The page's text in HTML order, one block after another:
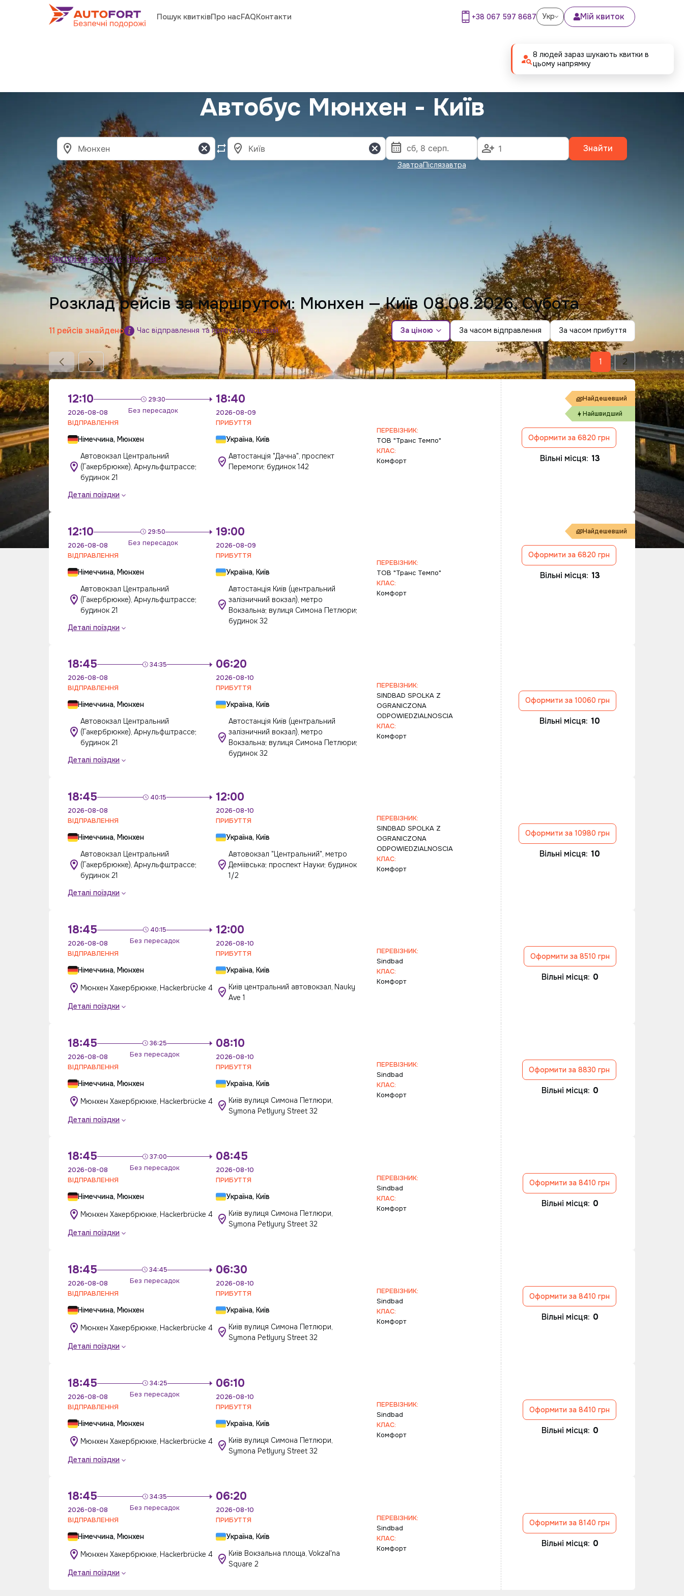
Пошук квитківПро насFAQКонтакти +38 067 597 8687 Укр Мій квиток
Автобус Мюнхен - Київ
ЗавтраПіслязавтра
Знайти
Квитки на автобус>Німеччина>Мюнхен - Київ
8 людей зараз шукають квитки в
цьому напрямку
Розклад рейсів за маршрутом: Мюнхен — Київ 08.08.2026, Субота
11 рейсів знайдено Час відправлення та прибуття місцевий За ціною За часом відправлення За часом прибуття
1 2
12:10 29:30
Без пересадок
2026-08-08
ВІДПРАВЛЕННЯ
Німеччина, Мюнхен
Автовокзал Центральний
(Гакербрюкке), Арнульфштрасcе;
будинок 21
Деталі поїздки
18:40
2026-08-09
ПРИБУТТЯ
Україна, Київ
Автостанція "Дачна", проспект
Перемоги; будинок 142
ПЕРЕВІЗНИК:
ТОВ "Транс Темпо"
КЛАС:
Комфорт
Найдешевший
Найшвидший
Оформити за 6820 грн
Вільні місця: 13
12:10 29:50
Без пересадок
2026-08-08
ВІДПРАВЛЕННЯ
Німеччина, Мюнхен
Автовокзал Центральний
(Гакербрюкке), Арнульфштрасcе;
будинок 21
Деталі поїздки
19:00
2026-08-09
ПРИБУТТЯ
Україна, Київ
Автостанція Київ (центральний
залізничний вокзал), метро
Вокзальна; вулиця Симона Петлюри;
будинок 32
ПЕРЕВІЗНИК:
ТОВ "Транс Темпо"
КЛАС:
Комфорт
Найдешевший
Оформити за 6820 грн
Вільні місця: 13
18:45 34:35
2026-08-08
ВІДПРАВЛЕННЯ
Німеччина, Мюнхен
Автовокзал Центральний
(Гакербрюкке), Арнульфштрасcе;
будинок 21
Деталі поїздки
06:20
2026-08-10
ПРИБУТТЯ
Україна, Київ
Автостанція Київ (центральний
залізничний вокзал), метро
Вокзальна; вулиця Симона Петлюри;
будинок 32
ПЕРЕВІЗНИК:
SINDBAD SPOLKA Z
OGRANICZONA
ODPOWIEDZIALNOSCIA
КЛАС:
Комфорт
Оформити за 10060 грн
Вільні місця: 10
18:45 40:15
2026-08-08
ВІДПРАВЛЕННЯ
Німеччина, Мюнхен
Автовокзал Центральний
(Гакербрюкке), Арнульфштрасcе;
будинок 21
Деталі поїздки
12:00
2026-08-10
ПРИБУТТЯ
Україна, Київ
Автовокзал "Центральний", метро
Деміївська; проспект Науки; будинок
1/2
ПЕРЕВІЗНИК:
SINDBAD SPOLKA Z
OGRANICZONA
ODPOWIEDZIALNOSCIA
КЛАС:
Комфорт
Оформити за 10980 грн
Вільні місця: 10
18:45 40:15
Без пересадок
2026-08-08
ВІДПРАВЛЕННЯ
Німеччина, Мюнхен
Мюнхен Хакербрюкке, Hackerbrücke 4
Деталі поїздки
12:00
2026-08-10
ПРИБУТТЯ
Україна, Київ
Київ центральний автовокзал, Nauky
Ave 1
ПЕРЕВІЗНИК:
Sindbad
КЛАС:
Комфорт
Оформити за 8510 грн
Вільні місця: 0
18:45 36:25
Без пересадок
2026-08-08
ВІДПРАВЛЕННЯ
Німеччина, Мюнхен
Мюнхен Хакербрюкке, Hackerbrücke 4
Деталі поїздки
08:10
2026-08-10
ПРИБУТТЯ
Україна, Київ
Київ вулиця Симона Петлюри,
Symona Petlyury Street 32
ПЕРЕВІЗНИК:
Sindbad
КЛАС:
Комфорт
Оформити за 8830 грн
Вільні місця: 0
18:45 37:00
Без пересадок
2026-08-08
ВІДПРАВЛЕННЯ
Німеччина, Мюнхен
Мюнхен Хакербрюкке, Hackerbrücke 4
Деталі поїздки
08:45
2026-08-10
ПРИБУТТЯ
Україна, Київ
Київ вулиця Симона Петлюри,
Symona Petlyury Street 32
ПЕРЕВІЗНИК:
Sindbad
КЛАС:
Комфорт
Оформити за 8410 грн
Вільні місця: 0
18:45 34:45
Без пересадок
2026-08-08
ВІДПРАВЛЕННЯ
Німеччина, Мюнхен
Мюнхен Хакербрюкке, Hackerbrücke 4
Деталі поїздки
06:30
2026-08-10
ПРИБУТТЯ
Україна, Київ
Київ вулиця Симона Петлюри,
Symona Petlyury Street 32
ПЕРЕВІЗНИК:
Sindbad
КЛАС:
Комфорт
Оформити за 8410 грн
Вільні місця: 0
18:45 34:25
Без пересадок
2026-08-08
ВІДПРАВЛЕННЯ
Німеччина, Мюнхен
Мюнхен Хакербрюкке, Hackerbrücke 4
Деталі поїздки
06:10
2026-08-10
ПРИБУТТЯ
Україна, Київ
Київ вулиця Симона Петлюри,
Symona Petlyury Street 32
ПЕРЕВІЗНИК:
Sindbad
КЛАС:
Комфорт
Оформити за 8410 грн
Вільні місця: 0
18:45 34:35
Без пересадок
2026-08-08
ВІДПРАВЛЕННЯ
Німеччина, Мюнхен
Мюнхен Хакербрюкке, Hackerbrücke 4
Деталі поїздки
06:20
2026-08-10
ПРИБУТТЯ
Україна, Київ
Київ Вокзальна площа, Vokzal'na
Square 2
ПЕРЕВІЗНИК:
Sindbad
КЛАС:
Комфорт
Оформити за 8140 грн
Вільні місця: 0